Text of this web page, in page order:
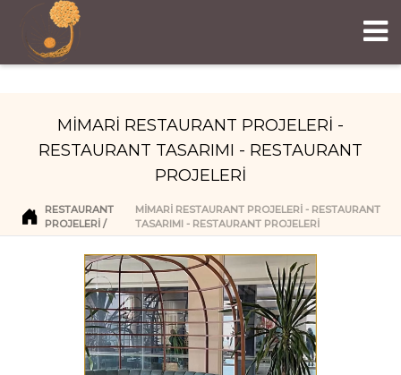
MİMARİ RESTAURANT PROJELERİ -
RESTAURANT TASARIMI - RESTAURANT
PROJELERİ
RESTAURANT
PROJELERI
MİMARİ RESTAURANT PROJELERİ - RESTAURANT
TASARIMI - RESTAURANT PROJELERİ